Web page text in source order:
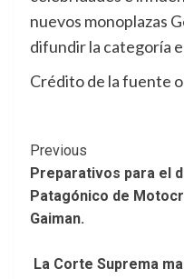
nuevos monoplazas
difundir la categoría
Crédito de la fuente
Post
Navigation
Previous
Preparativos para el
Patagónico de
Gaiman.
La Corte Suprema